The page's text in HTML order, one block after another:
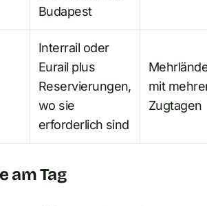
Budapest
Interrail oder
Eurail plus
Reservierungen,
wo sie
erforderlich sind
mit
Zugtagen
am Tag